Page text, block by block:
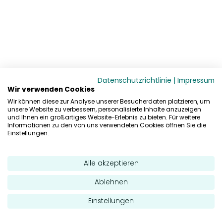
Datenschutzrichtlinie | Impressum
Wir verwenden Cookies
Wir können diese zur Analyse unserer Besucherdaten platzieren, um
unsere Website zu verbessern, personalisierte Inhalte anzuzeigen
und Ihnen ein großartiges Website-Erlebnis zu bieten. Für weitere
Informationen zu den von uns verwendeten Cookies öffnen Sie die
Einstellungen.
Alle akzeptieren
Ablehnen
Einstellungen